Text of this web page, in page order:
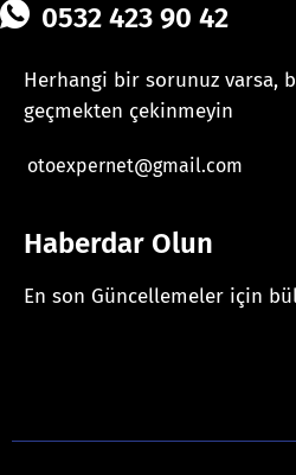
0532 423 90 42
Herhangi bir sorunuz varsa,
geçmekten çekinmeyin
otoexpernet@gmail.com
Haberdar Olun
En son Güncellemeler için